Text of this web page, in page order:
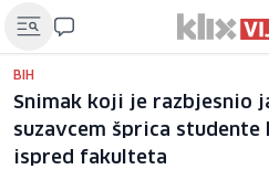
BIH
Snimak koji je razbjesnio
suzavcem šprica
ispred fakulteta